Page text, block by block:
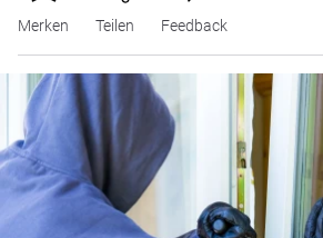
Merken Teilen Feedback